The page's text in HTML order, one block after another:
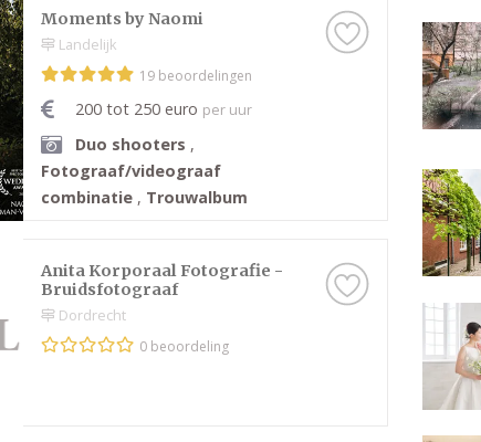
Moments by Naomi
Landelijk
19 beoordelingen
200 tot 250 euro per uur
Duo shooters ,
Fotograaf/videograaf
combinatie , Trouwalbum
Anita Korporaal Fotografie -
Bruidsfotograaf
Dordrecht
0 beoordeling